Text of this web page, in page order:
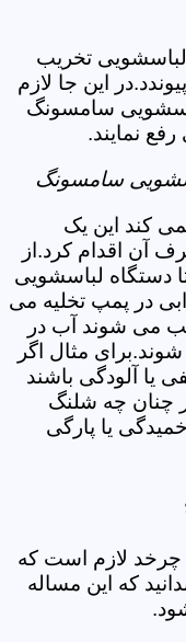
تخریب
این جا لازم
سامسونگ
نمایند.
سامسونگ
کند این یک
آن اقدام کرد.از
دستگاه لباسشویی
در پمپ تخلیه می
می شوند آب در
مثال اگر
یا آلودگی باشند
چنان چه شلنگ
یا پارگی
لازم است که
که این مساله